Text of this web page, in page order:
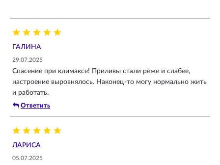
ГАЛИНА
29.07.2025
Спасение при климаксе! Приливы стали реже и слабее,
настроение выровнялось. Наконец-то могу нормально жить
и работать.
Ответить
ЛАРИСА
05.07.2025